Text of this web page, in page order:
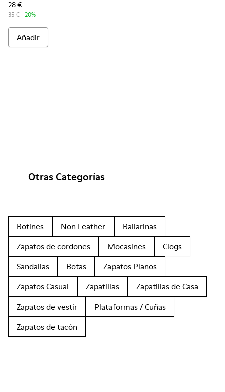
28 €
35 € -20%
Añadir
Otras Categorías
Botines Non Leather
Bailarinas
Zapatos de cordones
Mocasines
Clogs
Sandalias
Botas
Zapatos Planos
Zapatos Casual
Zapatillas
Zapatillas de Casa
Zapatos de vestir
Plataformas / Cuñas
Zapatos de tacón